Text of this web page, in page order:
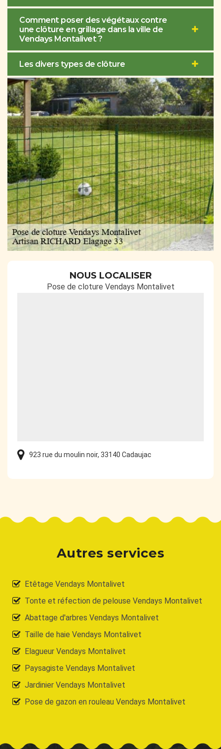
Comment poser des végétaux contre
une clôture en grillage dans la ville de
Vendays Montalivet ?
Les divers types de clôture
NOUS LOCALISER
Pose de cloture Vendays Montalivet
923 rue du moulin noir, 33140 Cadaujac
Autres services
Etêtage Vendays Montalivet
Tonte et réfection de pelouse Vendays Montalivet
Abattage d'arbres Vendays Montalivet
Taille de haie Vendays Montalivet
Elagueur Vendays Montalivet
Paysagiste Vendays Montalivet
Jardinier Vendays Montalivet
Pose de gazon en rouleau Vendays Montalivet